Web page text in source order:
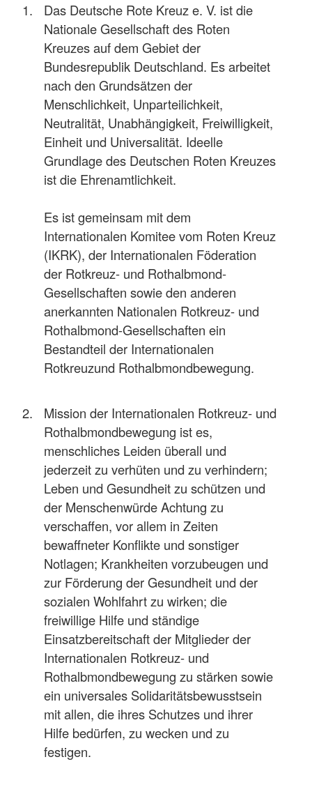
Das Deutsche Rote Kreuz e. V. ist die
Nationale Gesellschaft des Roten
Kreuzes auf dem Gebiet der
Bundesrepublik Deutschland. Es arbeitet
nach den Grundsätzen der
Menschlichkeit, Unparteilichkeit,
Neutralität, Unabhängigkeit, Freiwilligkeit,
Einheit und Universalität. Ideelle
Grundlage des Deutschen Roten Kreuzes
ist die Ehrenamtlichkeit.
Es ist gemeinsam mit dem
Internationalen Komitee vom Roten Kreuz
(IKRK), der Internationalen Föderation
der Rotkreuz- und Rothalbmond-
Gesellschaften sowie den anderen
anerkannten Nationalen Rotkreuz- und
Rothalbmond-Gesellschaften ein
Bestandteil der Internationalen
Rotkreuzund Rothalbmondbewegung.
Mission der Internationalen Rotkreuz- und
Rothalbmondbewegung ist es,
menschliches Leiden überall und
jederzeit zu verhüten und zu verhindern;
Leben und Gesundheit zu schützen und
der Menschenwürde Achtung zu
verschaffen, vor allem in Zeiten
bewaffneter Konflikte und sonstiger
Notlagen; Krankheiten vorzubeugen und
zur Förderung der Gesundheit und der
sozialen Wohlfahrt zu wirken; die
freiwillige Hilfe und ständige
Einsatzbereitschaft der Mitglieder der
Internationalen Rotkreuz- und
Rothalbmondbewegung zu stärken sowie
ein universales Solidaritätsbewusstsein
mit allen, die ihres Schutzes und ihrer
Hilfe bedürfen, zu wecken und zu
festigen.